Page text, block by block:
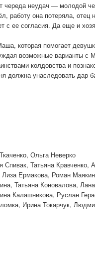
неудач — молодой
работу она потеряла, отец
с ее согласия. Да еще и
которая помогает
возможные варианты
колдовства и
должна унаследовать дар
Ольга Неверко
Татьяна Кравченко,
Лиза Ермакова, Роман
Татьяна Коновалова,
Калашникова, Руслан
Ирина Токарчук,